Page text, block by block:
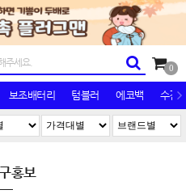
0
보조배터리 텀블러 에코백 수건/
홍보